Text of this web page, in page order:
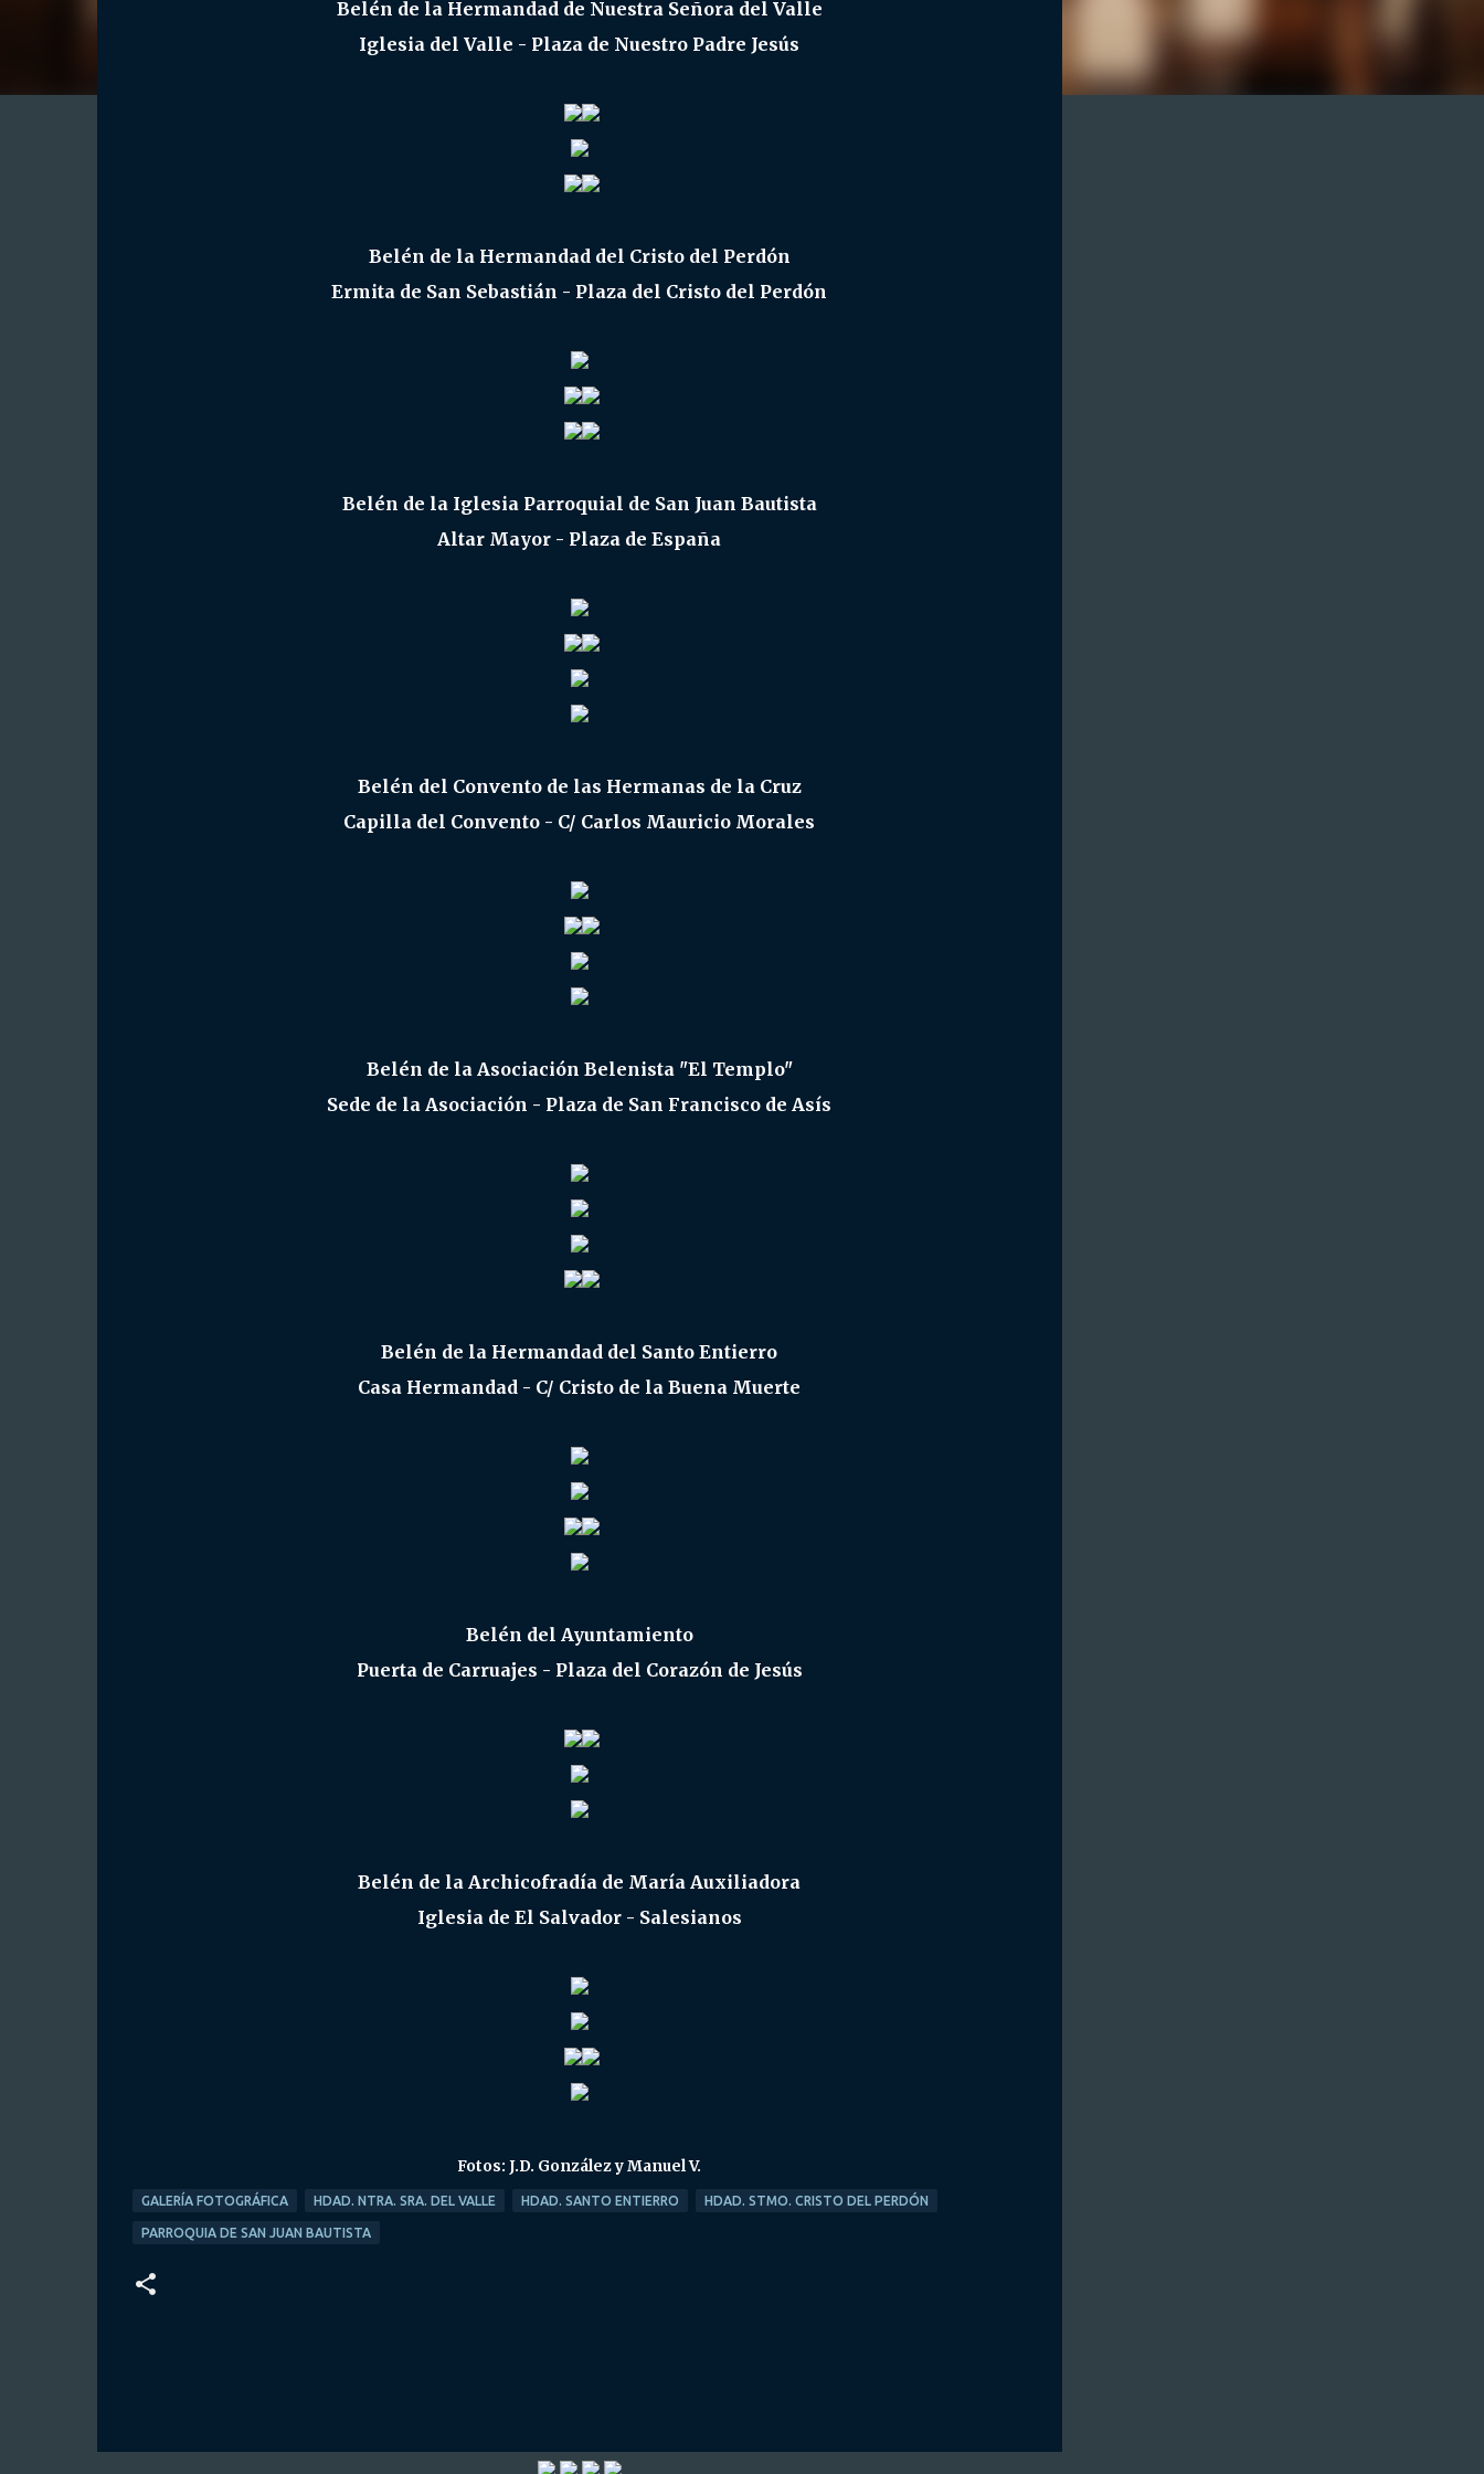
Belén de la Hermandad de Nuestra Señora del Valle
Iglesia del Valle - Plaza de Nuestro Padre Jesús
Belén de la Hermandad del Cristo del Perdón
Ermita de San Sebastián - Plaza del Cristo del Perdón
Belén de la Iglesia Parroquial de San Juan Bautista
Altar Mayor - Plaza de España
Belén del Convento de las Hermanas de la Cruz
Capilla del Convento - C/ Carlos Mauricio Morales
Belén de la Asociación Belenista "El Templo"
Sede de la Asociación - Plaza de San Francisco de Asís
Belén de la Hermandad del Santo Entierro
Casa Hermandad - C/ Cristo de la Buena Muerte
Belén del Ayuntamiento
Puerta de Carruajes - Plaza del Corazón de Jesús
Belén de la Archicofradía de María Auxiliadora
Iglesia de El Salvador - Salesianos
Fotos: J.D. González y Manuel V.
GALERÍA FOTOGRÁFICA HDAD. NTRA. SRA. DEL VALLE HDAD. SANTO ENTIERRO HDAD. STMO. CRISTO DEL PERDÓN
PARROQUIA DE SAN JUAN BAUTISTA